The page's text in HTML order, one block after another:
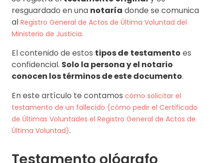
resguardado en una notaría donde se comunica
al Registro General de Actos de Última Voluntad del
Ministerio de Justicia.
El contenido de estos tipos de testamento es
confidencial. Solo la persona y el notario
conocen los términos de este documento.
En este artículo te contamos cómo solicitar el
testamento de un fallecido (cómo pedir el Certificado
de Últimas Voluntades el Registro General de Actos de
Última Voluntad).
Testamento ológrafo